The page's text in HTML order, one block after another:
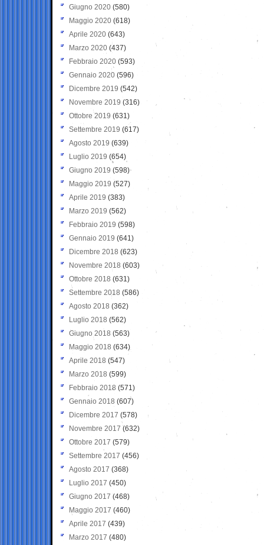
Giugno 2020 (580)
Maggio 2020 (618)
Aprile 2020 (643)
Marzo 2020 (437)
Febbraio 2020 (593)
Gennaio 2020 (596)
Dicembre 2019 (542)
Novembre 2019 (316)
Ottobre 2019 (631)
Settembre 2019 (617)
Agosto 2019 (639)
Luglio 2019 (654)
Giugno 2019 (598)
Maggio 2019 (527)
Aprile 2019 (383)
Marzo 2019 (562)
Febbraio 2019 (598)
Gennaio 2019 (641)
Dicembre 2018 (623)
Novembre 2018 (603)
Ottobre 2018 (631)
Settembre 2018 (586)
Agosto 2018 (362)
Luglio 2018 (562)
Giugno 2018 (563)
Maggio 2018 (634)
Aprile 2018 (547)
Marzo 2018 (599)
Febbraio 2018 (571)
Gennaio 2018 (607)
Dicembre 2017 (578)
Novembre 2017 (632)
Ottobre 2017 (579)
Settembre 2017 (456)
Agosto 2017 (368)
Luglio 2017 (450)
Giugno 2017 (468)
Maggio 2017 (460)
Aprile 2017 (439)
Marzo 2017 (480)